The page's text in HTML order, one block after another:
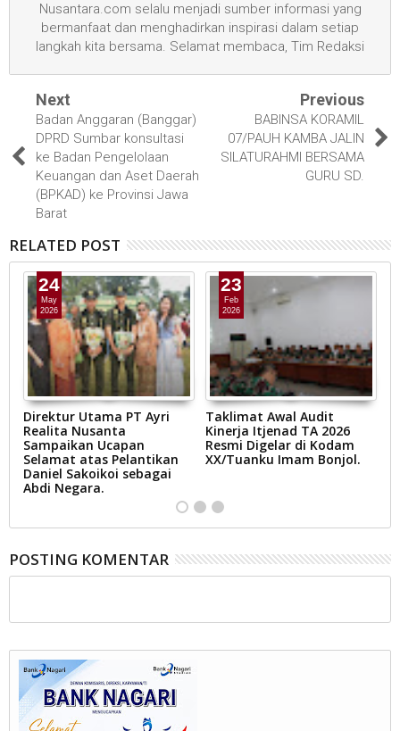
Nusantara.com selalu menjadi sumber informasi yang
bermanfaat dan menghadirkan inspirasi dalam setiap
langkah kita bersama. Selamat membaca, Tim Redaksi
Next
Badan Anggaran (Banggar)
DPRD Sumbar konsultasi
ke Badan Pengelolaan
Keuangan dan Aset Daerah
(BPKAD) ke Provinsi Jawa
Barat
Previous
BABINSA KORAMIL
07/PAUH KAMBA JALIN
SILATURAHMI BERSAMA
GURU SD.
RELATED POST
24
May
2026
Direktur Utama PT Ayri
Realita Nusanta
Sampaikan Ucapan
Selamat atas Pelantikan
Daniel Sakoikoi sebagai
Abdi Negara.
23
Feb
2026
Taklimat Awal Audit
Kinerja Itjenad TA 2026
Resmi Digelar di Kodam
XX/Tuanku Imam Bonjol.
POSTING KOMENTAR